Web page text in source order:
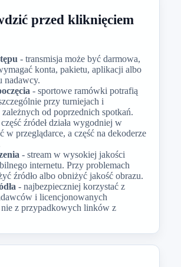
przed kliknięciem
- transmisja może być darmowa,
konta, pakietu, aplikacji albo
nadawcy.
- sportowe ramówki potrafią
przy turniejach i
od poprzednich spotkań.
źródeł działa wygodniej w
w przeglądarce, a część na dekoderze
- stream w wysokiej jakości
internetu. Przy problemach
źródło albo obniżyć jakość obrazu.
- najbezpieczniej korzystać z
i licencjonowanych
nie z przypadkowych linków z